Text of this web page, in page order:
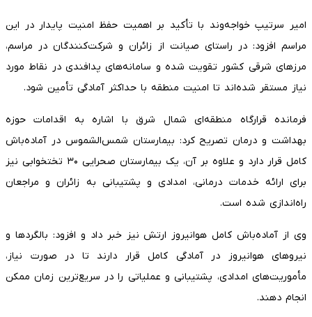
امیر سرتیپ خواجه‌وند با تأکید بر اهمیت حفظ امنیت پایدار در این
مراسم افزود: در راستای صیانت از زائران و شرکت‌کنندگان در مراسم،
مرزهای شرقی کشور تقویت شده و سامانه‌های پدافندی در نقاط مورد
نیاز مستقر شده‌اند تا امنیت منطقه با حداکثر آمادگی تأمین شود.
فرمانده قرارگاه منطقه‌ای شمال شرق با اشاره به اقدامات حوزه
بهداشت و درمان تصریح کرد: بیمارستان شمس‌الشموس در آماده‌باش
کامل قرار دارد و علاوه بر آن، یک بیمارستان صحرایی ۳۰ تختخوابی نیز
برای ارائه خدمات درمانی، امدادی و پشتیبانی به زائران و مراجعان
راه‌اندازی شده است.
وی از آماده‌باش کامل هوانیروز ارتش نیز خبر داد و افزود: بالگردها و
نیروهای هوانیروز در آمادگی کامل قرار دارند تا در صورت نیاز،
مأموریت‌های امدادی، پشتیبانی و عملیاتی را در سریع‌ترین زمان ممکن
انجام دهند.